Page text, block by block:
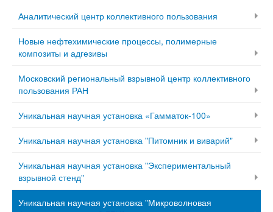
Аналитический центр коллективного пользования
Новые нефтехимические процессы, полимерные
композиты и адгезивы
Московский региональный взрывной центр коллективного
пользования РАН
Уникальная научная установка «Гамматок-100»
Уникальная научная установка "Питомник и виварий"
Уникальная научная установка "Экспериментальный
взрывной стенд"
Уникальная научная установка "Микроволновая